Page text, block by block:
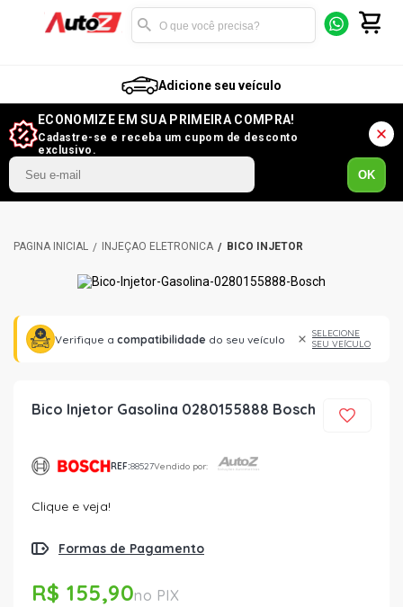
Adicione seu veículo
ECONOMIZE EM SUA PRIMEIRA COMPRA!
Cadastre-se e receba um cupom de desconto
exclusivo.
OK
INJEÇÃO ELETRÔNICA BICO INJETOR
Verifique a compatibilidade do seu veículo
SELECIONE
SEU VEÍCULO
Bico Injetor Gasolina 0280155888 Bosch
REF:88527Vendido por:
Clique e veja!
Formas de Pagamento
R$ 155,90